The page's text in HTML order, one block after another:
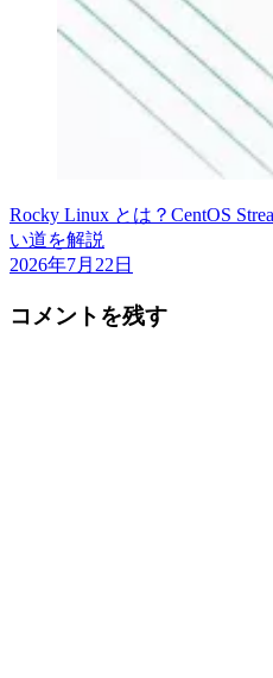
Rocky Linux とは？CentOS
い道を解説
2026年7月22日
コメントを残す